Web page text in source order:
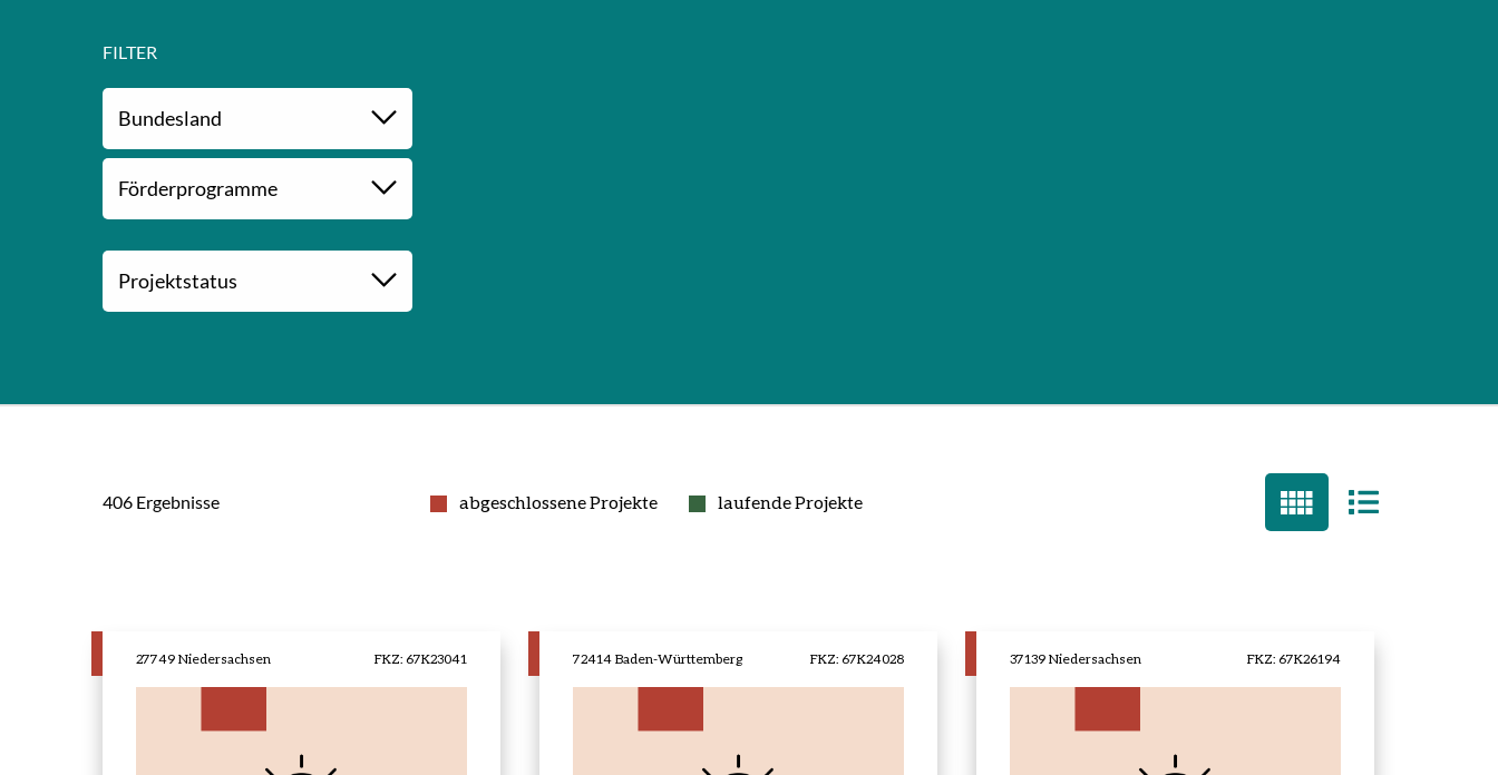
FILTER
406 Ergebnisse abgeschlossene Projekte laufende Projekte
27749 Niedersachsen FKZ: 67K23041
Projektstatus:
72414 Baden-Württemberg FKZ: 67K24028
Projektstatus:
37139 Niedersachsen FKZ: 67K26194
Projektstatus: